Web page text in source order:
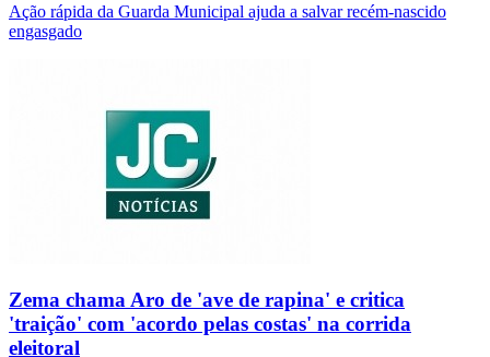
Ação rápida da Guarda Municipal ajuda a salvar recém-nascido
engasgado
Zema chama Aro de 'ave de rapina' e critica
'traição' com 'acordo pelas costas' na corrida
eleitoral